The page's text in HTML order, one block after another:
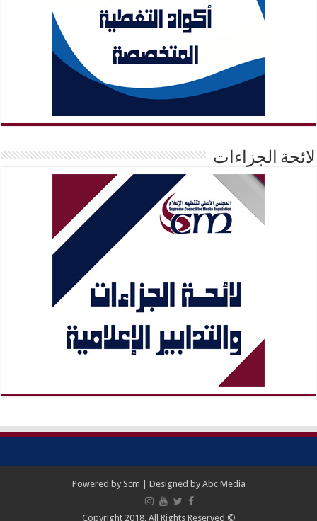
لائحة الجزاءات
Powered by Scm | Designed by Abc Media
© Copyright 2018, All Rights Reserved